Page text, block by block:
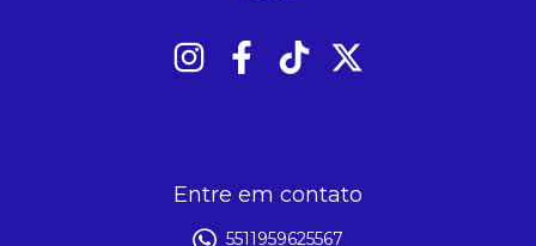
Entre em contato
5511959625567